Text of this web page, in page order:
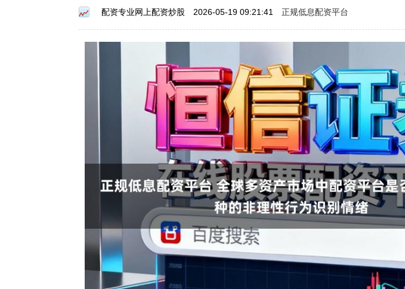
配资专业网上配资炒股 2026-05-19 09:21:41 正规低息配资平台